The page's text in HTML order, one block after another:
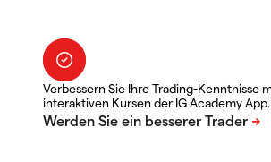
Verbessern Sie Ihre Trading-Kenntnisse
interaktiven Kursen der IG Academy App.